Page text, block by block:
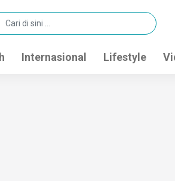
Internasional Lifestyle